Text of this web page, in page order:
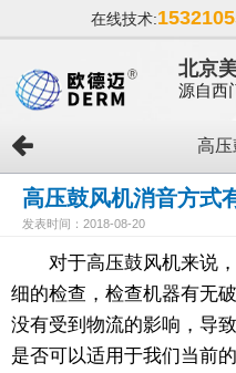
在线技术:
北京
源自西
高
高压鼓风机消音方式
发表时间：2018-08-20
对于高压鼓风机来说，
细的检查，检查机器有无
没有受到物流的影响，导
是否可以适用于我们当前